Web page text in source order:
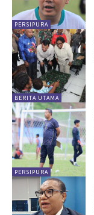
PERSIPURA
BERITA UTAMA
PERSIPURA